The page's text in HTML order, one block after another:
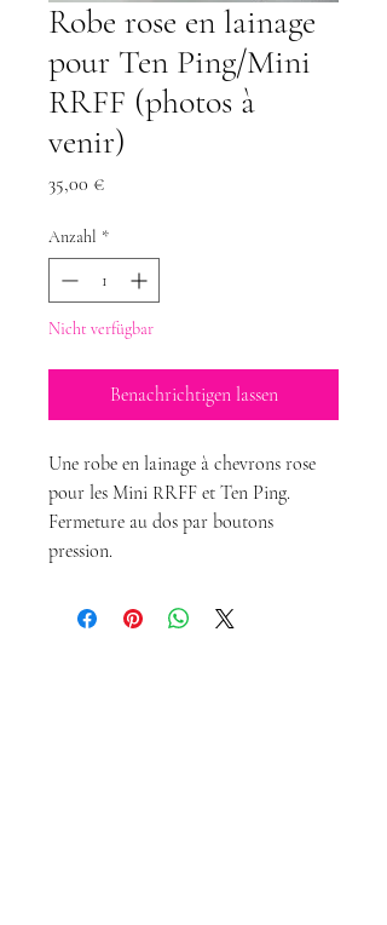
Robe rose en lainage
pour Ten Ping/Mini
RRFF (photos à
venir)
35,00 €Preis
Anzahl *
Nicht verfügbar
Benachrichtigen lassen
Une robe en lainage à chevrons rose
pour les Mini RRFF et Ten Ping.
Fermeture au dos par boutons
pression.